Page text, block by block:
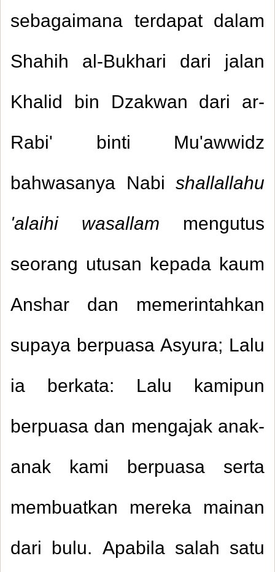
sebagaimana terdapat dalam
Shahih al-Bukhari dari jalan
Khalid bin Dzakwan dari ar-
Rabi' binti Mu'awwidz
bahwasanya Nabi shallallahu
'alaihi wasallam mengutus
seorang utusan kepada kaum
Anshar dan memerintahkan
supaya berpuasa Asyura; Lalu
ia berkata: Lalu kamipun
berpuasa dan mengajak anak-
anak kami berpuasa serta
membuatkan mereka mainan
dari bulu. Apabila salah satu